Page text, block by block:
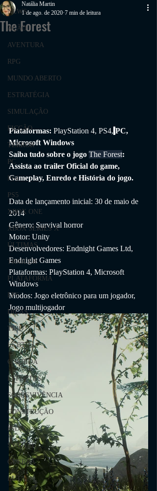
NEWS
AÇÃO
AVENTURA
RPG
MUNDO ABERTO
ESTRATÉGIA
SIMULAÇÃO
FICÇÃO
TERROR
PC
PS4
PS5
XBOX ONE
XBOX SERIES X
ÚLTIMAS
TRAILER
PLATAFORMA
FPS
DICAS
TIRO
LGBTQ+
CORRIDA
ESPORTES
SOBREVIVÊNCIA
CONSTRUÇÃO
INDIE
SWITCH
GUERRA
LUTA
The Forest
Natália Martin
1 de ago. de 2020 7 min de leitura
Plataformas: PlayStation 4, PS4, PC,
Microsoft Windows
Saiba tudo sobre o jogo The Forest:
Assista ao trailer Oficial do game,
Gameplay, Enredo e História do jogo.
Data de lançamento inicial: 30 de maio de
2014
Gênero: Survival horror
Motor: Unity
Desenvolvedores: Endnight Games Ltd,
Endnight Games
Plataformas: PlayStation 4, Microsoft
Windows
Modos: Jogo eletrônico para um jogador,
Jogo multijogador